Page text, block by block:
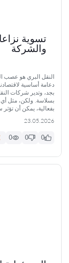
تسوية
والشركة
النقل البري هو عصب
دعامة أساسية
بجد، وتدير شركات
بسلاسة. ولكن، مثل أي
بفعالية، يمكن أن
23.05.2026
0
0
0